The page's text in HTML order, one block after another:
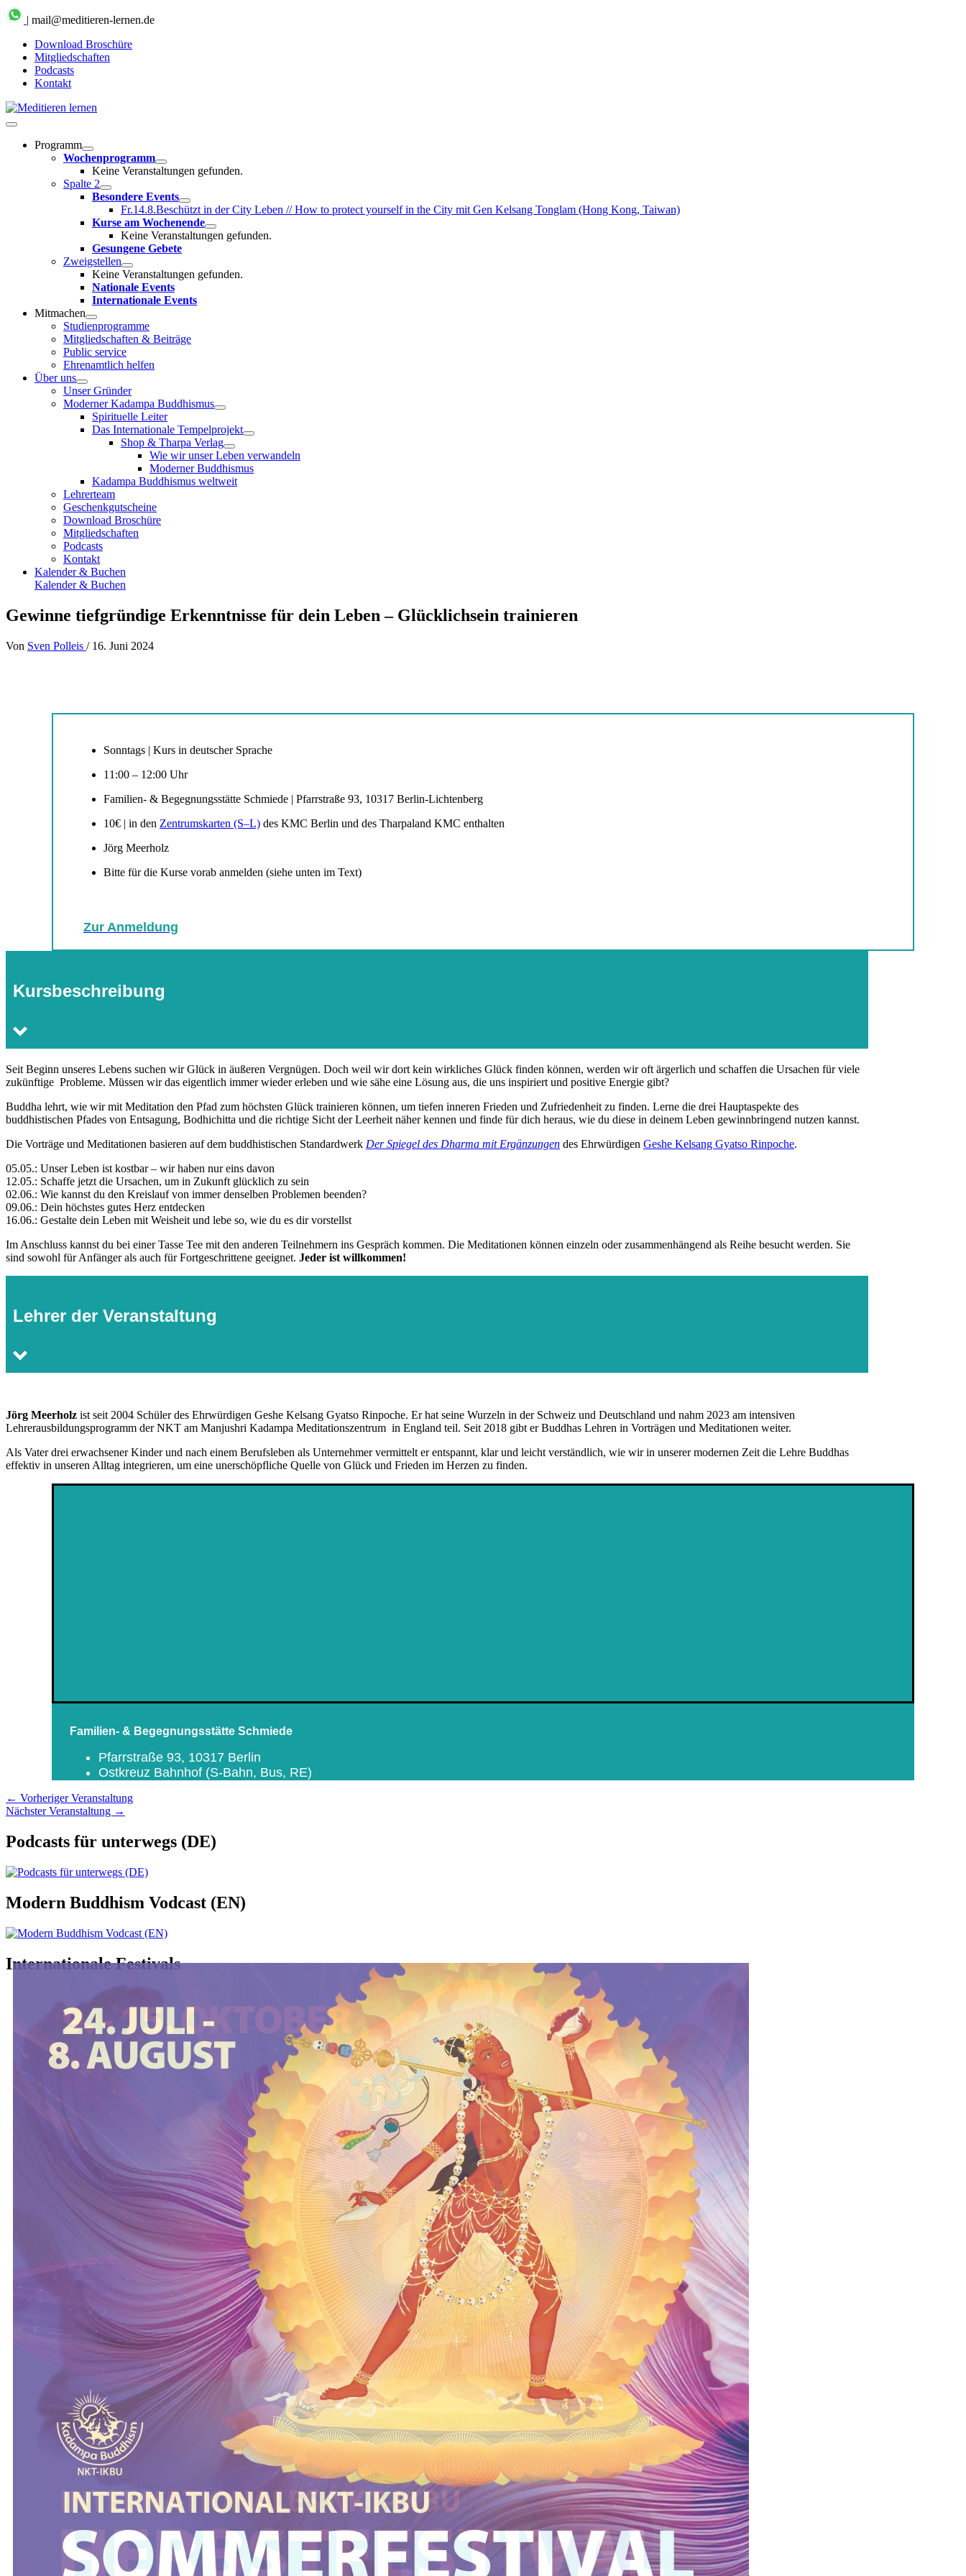
Zum
Inhalt| mail@meditieren-lernen.de
Download Broschüre
Mitgliedschaften
Podcasts
Kontakt
Hauptmenü
Programm
Wochenprogramm
Keine Veranstaltungen gefunden.
Spalte 2
Besondere Events
Fr.14.8.Beschützt in der City Leben // How to protect yourself in the City mit Gen Kelsang Tonglam (Hong Kong, Taiwan)
Kurse am Wochenende
Keine Veranstaltungen gefunden.
Gesungene Gebete
Zweigstellen
Keine Veranstaltungen gefunden.
Nationale Events
Internationale Events
Mitmachen
Studienprogramme
Mitgliedschaften & Beiträge
Public service
Ehrenamtlich helfen
Über uns
Unser Gründer
Moderner Kadampa Buddhismus
Spirituelle Leiter
Das Internationale Tempelprojekt
Shop & Tharpa Verlag
Wie wir unser Leben verwandeln
Moderner Buddhismus
Kadampa Buddhismus weltweit
Lehrerteam
Geschenkgutscheine
Download Broschüre
Mitgliedschaften
Podcasts
Kontakt
Kalender & Buchen
Kalender & Buchen
Gewinne tiefgründige Erkenntnisse für dein Leben – Glücklichsein trainieren
Von Sven Polleis / 16. Juni 2024
Sonntags | Kurs in deutscher Sprache
11:00 – 12:00 Uhr
Familien- & Begegnungsstätte Schmiede | Pfarrstraße 93, 10317 Berlin-Lichtenberg
10€ | in den Zentrumskarten (S–L) des KMC Berlin und des Tharpaland KMC enthalten
Jörg Meerholz
Bitte für die Kurse vorab anmelden (siehe unten im Text)
Zur Anmeldung
Kursbeschreibung
Seit Beginn unseres Lebens suchen wir Glück in äußeren Vergnügen. Doch weil wir dort kein wirkliches Glück finden können, werden wir oft ärgerlich und schaffen die Ursachen für viele
zukünftige Probleme. Müssen wir das eigentlich immer wieder erleben und wie sähe eine Lösung aus, die uns inspiriert und positive Energie gibt?
Buddha lehrt, wie wir mit Meditation den Pfad zum höchsten Glück trainieren können, um tiefen inneren Frieden und Zufriedenheit zu finden. Lerne die drei Hauptaspekte des
buddhistischen Pfades von Entsagung, Bodhichitta und die richtige Sicht der Leerheit näher kennen und finde für dich heraus, wie du diese in deinem Leben gewinnbringend nutzen kannst.
Die Vorträge und Meditationen basieren auf dem buddhistischen Standardwerk Der Spiegel des Dharma mit Ergänzungen des Ehrwürdigen Geshe Kelsang Gyatso Rinpoche.
05.05.: Unser Leben ist kostbar – wir haben nur eins davon
12.05.: Schaffe jetzt die Ursachen, um in Zukunft glücklich zu sein
02.06.: Wie kannst du den Kreislauf von immer denselben Problemen beenden?
09.06.: Dein höchstes gutes Herz entdecken
16.06.: Gestalte dein Leben mit Weisheit und lebe so, wie du es dir vorstellst
Im Anschluss kannst du bei einer Tasse Tee mit den anderen Teilnehmern ins Gespräch kommen. Die Meditationen können einzeln oder zusammenhängend als Reihe besucht werden. Sie
sind sowohl für Anfänger als auch für Fortgeschrittene geeignet. Jeder ist willkommen!
Lehrer der Veranstaltung
Jörg Meerholz ist seit 2004 Schüler des Ehrwürdigen Geshe Kelsang Gyatso Rinpoche. Er hat seine Wurzeln in der Schweiz und Deutschland und nahm 2023 am intensiven
Lehrerausbildungsprogramm der NKT am Manjushri Kadampa Meditationszentrum in England teil. Seit 2018 gibt er Buddhas Lehren in Vorträgen und Meditationen weiter.
Als Vater drei erwachsener Kinder und nach einem Berufsleben als Unternehmer vermittelt er entspannt, klar und leicht verständlich, wie wir in unserer modernen Zeit die Lehre Buddhas
effektiv in unseren Alltag integrieren, um eine unerschöpfliche Quelle von Glück und Frieden im Herzen zu finden.
Familien- & Begegnungsstätte Schmiede
Pfarrstraße 93, 10317 Berlin
Ostkreuz Bahnhof (S-Bahn, Bus, RE)
← Vorheriger Veranstaltung
Nächster Veranstaltung →
Podcasts für unterwegs (DE)
Modern Buddhism Vodcast (EN)
Internationale Festivals